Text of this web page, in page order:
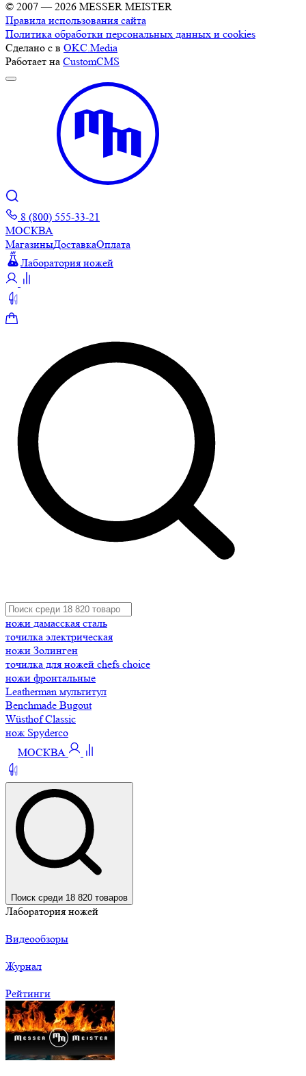
© 2007 — 2026 MESSER MEISTER
Правила использования сайта
Политика обработки персональных данных и cookies
Сделано с в OKC.Media
Работает на CustomCMS
8 (800) 555-33-21
МОСКВА
МагазиныДоставкаОплата
Лаборатория ножей
ножи дамасская сталь
точилка электрическая
ножи Золинген
точилка для ножей chefs choice
ножи фронтальные
Leatherman мультитул
Benchmade Bugout
Wüsthof Classic
нож Spyderco
МОСКВА
Поиск среди 18 820 товаров
Лаборатория ножей
Видеообзоры
Журнал
Рейтинги